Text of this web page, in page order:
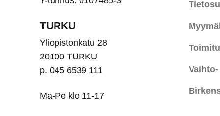
TURKU
Yliopistonkatu 28
20100 TURKU
p. 045 6539 111
Ma-Pe klo 11-17